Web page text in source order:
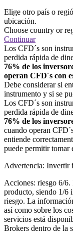
Elige otro país o
ubicación.
Choose country or
Continuar
Los CFD´s son
perdida rápida de
76% de los
operan CFD´s con
Debe considerar si
instrumento y si se
Los CFD´s son
perdida rápida de
76% de los
cuando operan
entiende
puede permitir tomar
Advertencia: Invertir
Acciones: riesgo 6/6.
producto, siendo 1/6
riesgo. La
así como sobre los
servicios está
Brokers dentro de la